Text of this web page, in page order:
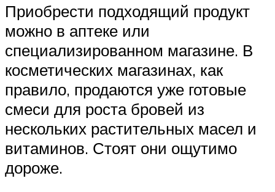
Приобрести подходящий продукт
можно в аптеке или
специализированном магазине. В
косметических магазинах, как
правило, продаются уже готовые
смеси для роста бровей из
нескольких растительных масел и
витаминов. Стоят они ощутимо
дороже.